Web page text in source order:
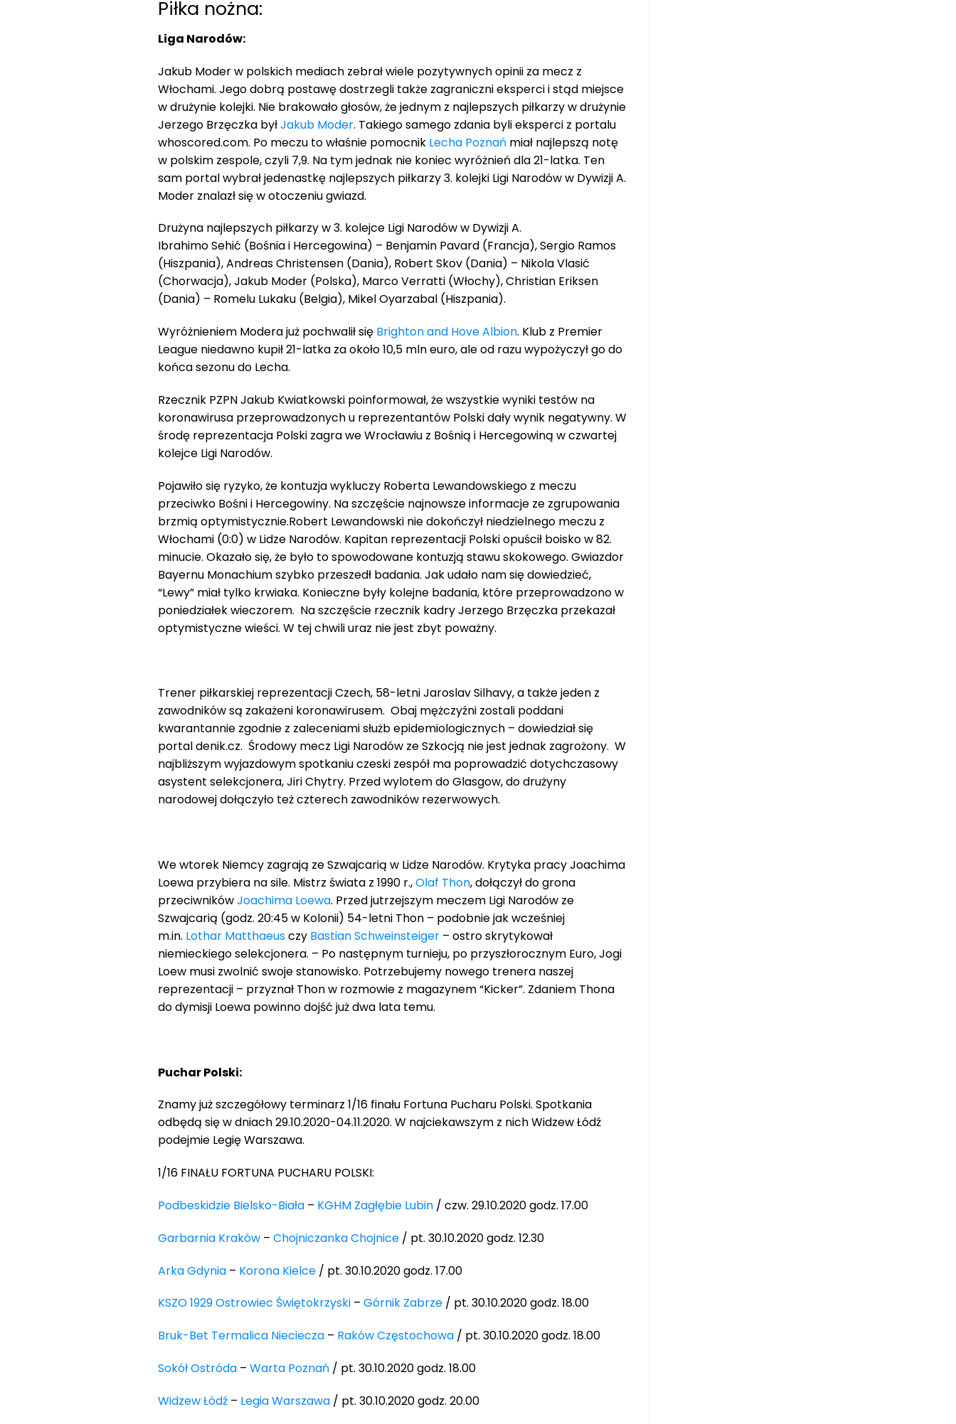
Piłka nożna:
Liga Narodów:
Jakub Moder w polskich mediach zebrał wiele pozytywnych opinii za mecz z
Włochami. Jego dobrą postawę dostrzegli także zagraniczni eksperci i stąd miejsce
w drużynie kolejki. Nie brakowało głosów, że jednym z najlepszych piłkarzy w drużynie
Jerzego Brzęczka byłJakub Moder. Takiego samego zdania byli eksperci z portalu
whoscored.com. Po meczu to właśnie pomocnik Lecha Poznań miał najlepszą notę
w polskim zespole, czyli 7,9. Na tym jednak nie koniec wyróżnień dla 21-latka. Ten
sam portal wybrał jedenastkę najlepszych piłkarzy 3. kolejki Ligi Narodów w Dywizji A.
Moder znalazł się w otoczeniu gwiazd.
Drużyna najlepszych piłkarzy w 3. kolejce Ligi Narodów w Dywizji A.
Ibrahimo Sehić (Bośnia i Hercegowina) – Benjamin Pavard (Francja), Sergio Ramos
(Hiszpania), Andreas Christensen (Dania), Robert Skov (Dania) – Nikola Vlasić
(Chorwacja), Jakub Moder (Polska), Marco Verratti (Włochy), Christian Eriksen
(Dania) – Romelu Lukaku (Belgia), Mikel Oyarzabal (Hiszpania).
Wyróżnieniem Modera już pochwalił się Brighton and Hove Albion. Klub z Premier
League niedawno kupił 21-latka za około 10,5 mln euro, ale od razu wypożyczył go do
końca sezonu do Lecha.
Rzecznik PZPN Jakub Kwiatkowski poinformował, że wszystkie wyniki testów na
koronawirusa przeprowadzonych u reprezentantów Polski dały wynik negatywny. W
środę reprezentacja Polski zagra we Wrocławiu z Bośnią i Hercegowiną w czwartej
kolejce Ligi Narodów.
Pojawiło się ryzyko, że kontuzja wykluczy Roberta Lewandowskiego z meczu
przeciwko Bośni i Hercegowiny. Na szczęście najnowsze informacje ze zgrupowania
brzmią optymistycznie.Robert Lewandowski nie dokończył niedzielnego meczu z
Włochami (0:0) w Lidze Narodów. Kapitan reprezentacji Polski opuścił boisko w 82.
minucie. Okazało się, że było to spowodowane kontuzją stawu skokowego. Gwiazdor
Bayernu Monachium szybko przeszedł badania. Jak udało nam się dowiedzieć,
“Lewy” miał tylko krwiaka. Konieczne były kolejne badania, które przeprowadzono w
poniedziałek wieczorem. Na szczęście rzecznik kadry Jerzego Brzęczka przekazał
optymistyczne wieści. W tej chwili uraz nie jest zbyt poważny.
Trener piłkarskiej reprezentacji Czech, 58-letni Jaroslav Silhavy, a także jeden z
zawodników są zakażeni koronawirusem. Obaj mężczyźni zostali poddani
kwarantannie zgodnie z zaleceniami służb epidemiologicznych – dowiedział się
portal denik.cz. Środowy mecz Ligi Narodów ze Szkocją nie jest jednak zagrożony. W
najbliższym wyjazdowym spotkaniu czeski zespół ma poprowadzić dotychczasowy
asystent selekcjonera, Jiri Chytry. Przed wylotem do Glasgow, do drużyny
narodowej dołączyło też czterech zawodników rezerwowych.
We wtorek Niemcy zagrają ze Szwajcarią w Lidze Narodów. Krytyka pracy Joachima
Loewa przybiera na sile. Mistrz świata z 1990 r.,Olaf Thon, dołączył do grona
przeciwnikówJoachima Loewa. Przed jutrzejszym meczem Ligi Narodów ze
Szwajcarią (godz. 20:45 w Kolonii) 54-letni Thon – podobnie jak wcześniej
m.in. Lothar Matthaeusczy Bastian Schweinsteiger – ostro skrytykował
niemieckiego selekcjonera. – Po następnym turnieju, po przyszłorocznym Euro, Jogi
Loew musi zwolnić swoje stanowisko. Potrzebujemy nowego trenera naszej
reprezentacji – przyznał Thon w rozmowie z magazynem “Kicker”. Zdaniem Thona
do dymisji Loewa powinno dojść już dwa lata temu.
Puchar Polski:
Znamy już szczegółowy terminarz 1/16 finału Fortuna Pucharu Polski. Spotkania
odbędą się w dniach 29.10.2020-04.11.2020. W najciekawszym z nich Widzew Łódź
podejmie Legię Warszawa.
1/16 FINAŁU FORTUNA PUCHARU POLSKI:
Podbeskidzie Bielsko-Biała – KGHM Zagłębie Lubin / czw. 29.10.2020 godz. 17.00
Garbarnia Kraków – Chojniczanka Chojnice / pt. 30.10.2020 godz. 12.30
Arka Gdynia – Korona Kielce / pt. 30.10.2020 godz. 17.00
KSZO 1929 Ostrowiec Świętokrzyski – Górnik Zabrze / pt. 30.10.2020 godz. 18.00
Bruk-Bet Termalica Nieciecza – Raków Częstochowa / pt. 30.10.2020 godz. 18.00
Sokół Ostróda – Warta Poznań / pt. 30.10.2020 godz. 18.00
Widzew Łódź – Legia Warszawa / pt. 30.10.2020 godz. 20.00